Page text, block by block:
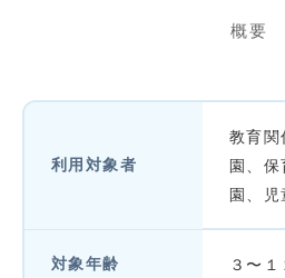
概要
利用対象者
教育関
園、
園、児
対象年齢 ３〜